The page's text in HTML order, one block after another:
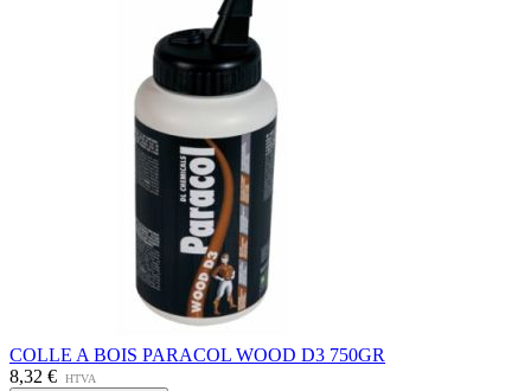
COLLE A BOIS PARACOL WOOD D3 750GR
8,32 €
HTVA